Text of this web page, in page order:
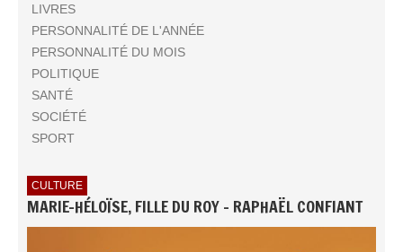
LIVRES
PERSONNALITÉ DE L'ANNÉE
PERSONNALITÉ DU MOIS
POLITIQUE
SANTÉ
SOCIÉTÉ
SPORT
CULTURE
MARIE-HÉLOÏSE, FILLE DU ROY - RAPHAËL CONFIANT